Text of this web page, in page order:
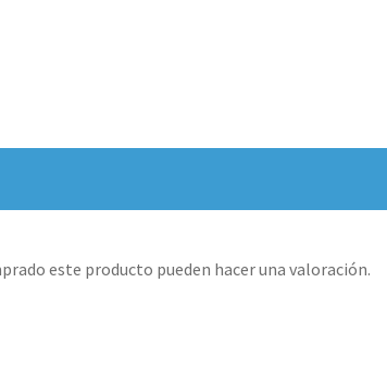
este producto pueden hacer una valoración.